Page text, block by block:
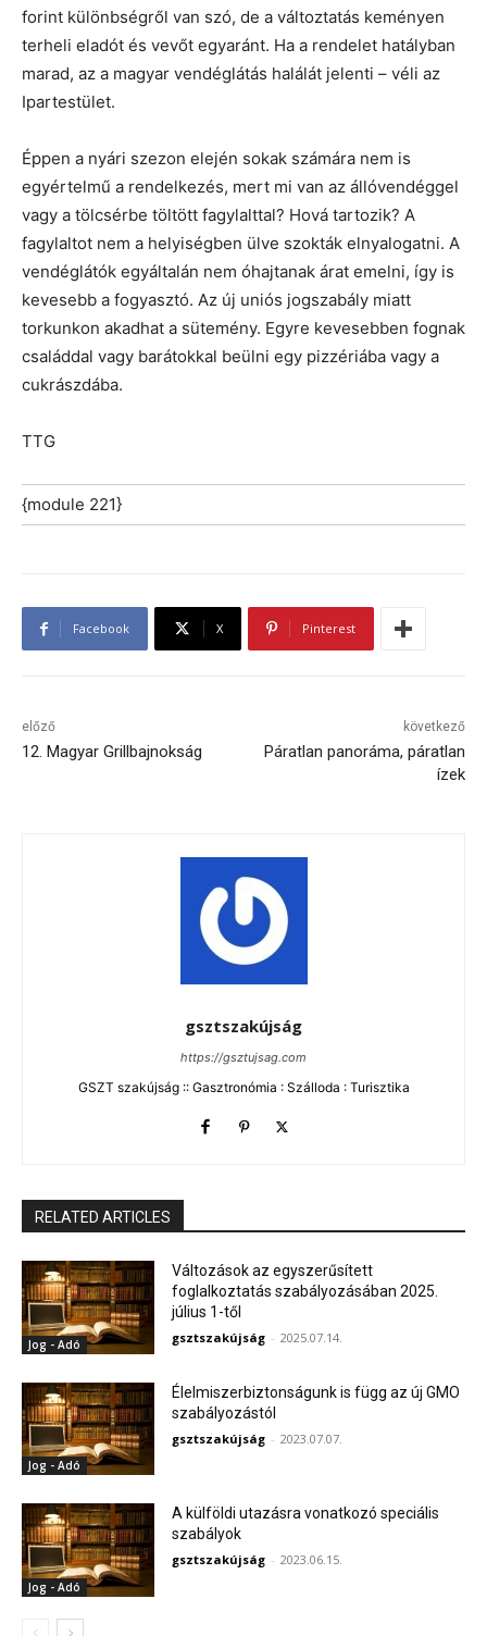
forint különbségről van szó, de a változtatás keményen
terheli eladót és vevőt egyaránt. Ha a rendelet hatályban
marad, az a magyar vendéglátás halálát jelenti – véli az
Ipartestület.
Éppen a nyári szezon elején sokak számára nem is
egyértelmű a rendelkezés, mert mi van az állóvendéggel
vagy a tölcsérbe töltött fagylalttal? Hová tartozik? A
fagylaltot nem a helyiségben ülve szokták elnyalogatni. A
vendéglátók egyáltalán nem óhajtanak árat emelni, így is
kevesebb a fogyasztó. Az új uniós jogszabály miatt
torkunkon akadhat a sütemény. Egyre kevesebben fognak
családdal vagy barátokkal beülni egy pizzériába vagy a
cukrászdába.
TTG
{module 221}
Facebook X Pinterest
előző
12. Magyar Grillbajnokság
következő
Páratlan panoráma, páratlan
ízek
gsztszakújság
https://gsztujsag.com
GSZT szakújság :: Gasztronómia : Szálloda : Turisztika
RELATED ARTICLES
Jog - Adó
Változások az egyszerűsített
foglalkoztatás szabályozásában 2025.
július 1-től
gsztszakújság - 2025.07.14.
Jog - Adó
Élelmiszerbiztonságunk is függ az új GMO
szabályozástól
gsztszakújság - 2023.07.07.
Jog - Adó
A külföldi utazásra vonatkozó speciális
szabályok
gsztszakújság - 2023.06.15.